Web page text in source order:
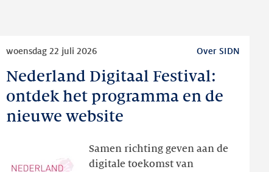
Nederland Digitaal Festival:
ontdek het programma en de
nieuwe website
woensdag 22 juli 2026 Over SIDN
Samen richting geven aan de
digitale toekomst van
Nederland
Festival:
ontdek